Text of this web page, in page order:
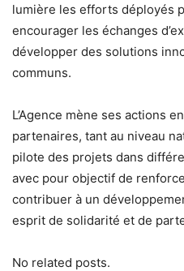
lumière les efforts déployés
encourager les échanges
développer des solutions
communs.
L’Agence mène ses actions
partenaires, tant au niveau
pilote des projets dans
avec pour objectif de
contribuer à un
esprit de solidarité et de
No related posts.